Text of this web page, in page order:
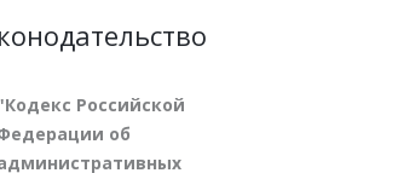
Российской
об